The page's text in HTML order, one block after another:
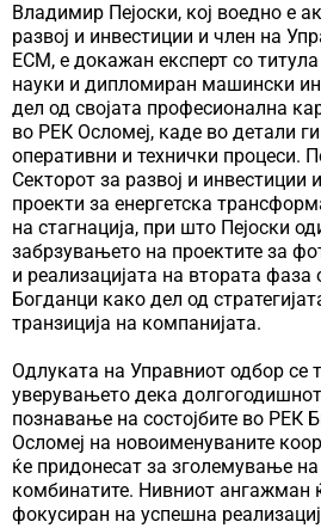
Владимир Пејоски, кој воедно е
развој и инвестиции и член на
ЕСМ, е докажан експерт со
науки и дипломиран машински
дел од својата професионална
во РЕК Осломеј, каде во детали
оперативни и технички процеси.
Секторот за развој и инвестиции
проекти за енергетска
на стагнација, при што Пејоски
забрзувањето на проектите за
и реализацијата на втората фаза
Богданци како дел од
транзиција на компанијата.
Одлуката на Управниот одбор се
уверувањето дека
познавање на состојбите во РЕК
Осломеј на новоименуваните
ќе придонесат за зголемување
комбинатите. Нивниот ангажман
фокусиран на успешна